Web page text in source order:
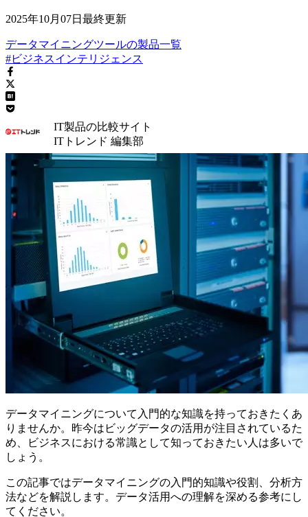
2025年10月07日 最終更新
データマイニングツールの製品一覧
#ビジネスインテリジェンス
IT製品の比較サイト
ITトレンド 編集部
データマイニングについて入門的な知識を持っておきたくあ
りませんか。昨今はビッグデータの活用が注目されているた
め、ビジネスにおける常識として知っておきたい人は多いで
しょう。
この記事ではデータマイニングの入門的知識や役割、分析方
法などを解説します。データ活用への理解を深める参考にし
てください。